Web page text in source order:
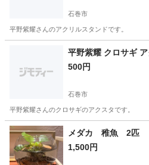
石巻市
平野紫耀さんのアクリルスタンドです。
その他 アクスタ
平野紫耀 クロサギ
500円
石巻市
平野紫耀さんのクロサギのアクスタです。
宮城 石巻市 その他 アクスタ
メダカ 稚魚 2匹
1,500円